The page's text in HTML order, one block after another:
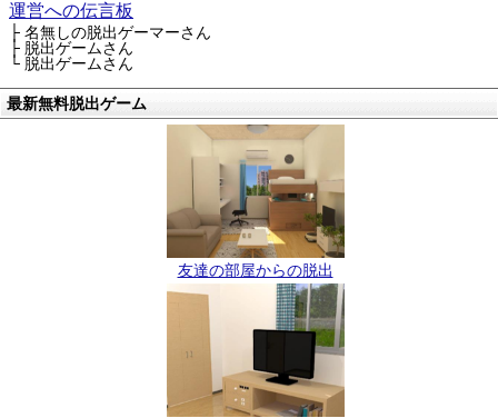
運営への伝言板
├ 名無しの脱出ゲーマーさん
├ 脱出ゲームさん
└ 脱出ゲームさん
最新無料脱出ゲーム
友達の部屋からの脱出